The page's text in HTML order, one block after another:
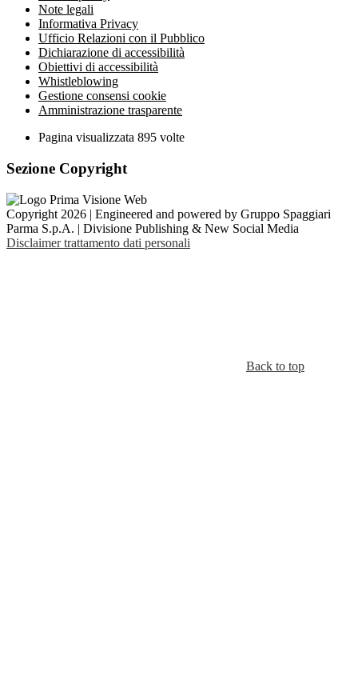
Note legali
Informativa Privacy
Ufficio Relazioni con il Pubblico
Dichiarazione di accessibilità
Obiettivi di accessibilità
Whistleblowing
Gestione consensi cookie
Amministrazione trasparente
Pagina visualizzata 895 volte
Sezione Copyright
Copyright 2026 | Engineered and powered by Gruppo Spaggiari
Parma S.p.A. | Divisione Publishing & New Social Media
Disclaimer trattamento dati personali
Back to top